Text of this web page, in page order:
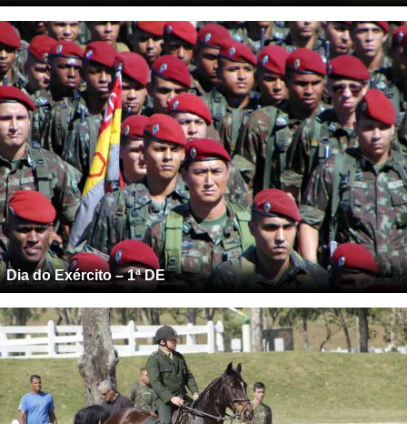
Dia do Exército – 1ª DE